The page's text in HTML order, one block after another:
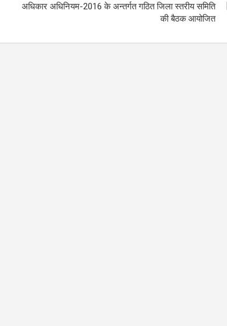
अधिकार अधिनियम-2016 के अन्तर्गत गठित जिला स्तरीय समिति
की बैठक आयोजित